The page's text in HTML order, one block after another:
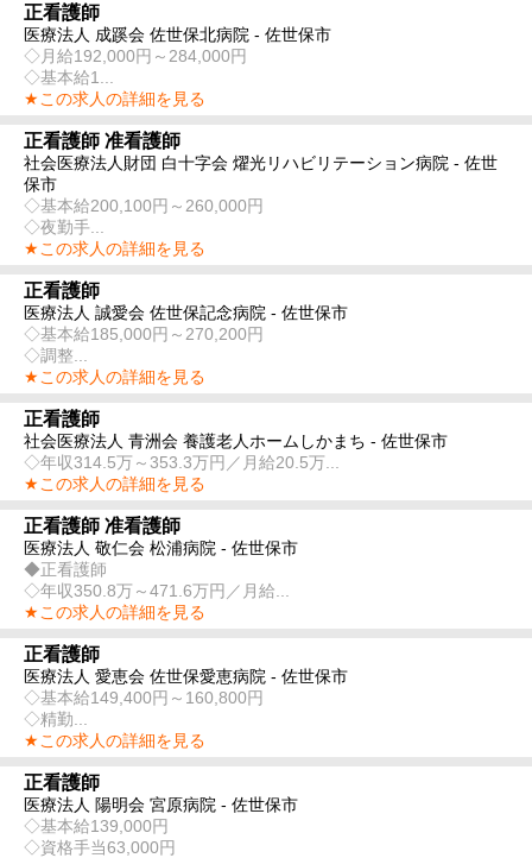
正看護師
医療法人 成蹊会 佐世保北病院 - 佐世保市
◇月給192,000円～284,000円
◇基本給1...
★この求人の詳細を見る
正看護師 准看護師
社会医療法人財団 白十字会 燿光リハビリテーション病院 - 佐世
保市
◇基本給200,100円～260,000円
◇夜勤手...
★この求人の詳細を見る
正看護師
医療法人 誠愛会 佐世保記念病院 - 佐世保市
◇基本給185,000円～270,200円
◇調整...
★この求人の詳細を見る
正看護師
社会医療法人 青洲会 養護老人ホームしかまち - 佐世保市
◇年収314.5万～353.3万円／月給20.5万...
★この求人の詳細を見る
正看護師 准看護師
医療法人 敬仁会 松浦病院 - 佐世保市
◆正看護師
◇年収350.8万～471.6万円／月給...
★この求人の詳細を見る
正看護師
医療法人 愛恵会 佐世保愛恵病院 - 佐世保市
◇基本給149,400円～160,800円
◇精勤...
★この求人の詳細を見る
正看護師
医療法人 陽明会 宮原病院 - 佐世保市
◇基本給139,000円
◇資格手当63,000円